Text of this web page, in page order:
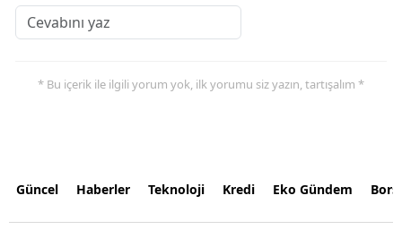
* Bu içerik ile ilgili yorum yok, ilk yorumu siz yazın, tartışalım *
Güncel Haberler Teknoloji Kredi Eko Gündem